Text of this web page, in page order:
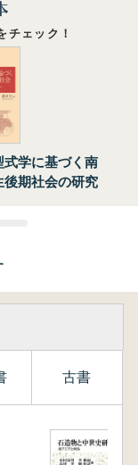
チェック！
式学に基づく南
後期社会の研究
古書